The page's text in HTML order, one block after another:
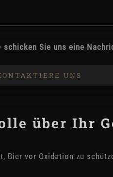
Sie uns eine
UNS
über Ihr
Bier vor Oxidation zu